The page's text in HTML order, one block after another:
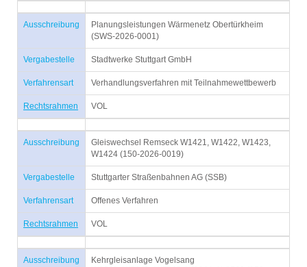
Ausschreibung
Planungsleistungen Wärmenetz Obertürkheim
(SWS-2026-0001)
Vergabestelle Stadtwerke Stuttgart GmbH
Verfahrensart Verhandlungsverfahren mit Teilnahmewettbewerb
Rechtsrahmen VOL
Ausschreibung
Gleiswechsel Remseck W1421, W1422, W1423,
W1424 (150-2026-0019)
Vergabestelle Stuttgarter Straßenbahnen AG (SSB)
Verfahrensart Offenes Verfahren
Rechtsrahmen VOL
Ausschreibung
Kehrgleisanlage Vogelsang